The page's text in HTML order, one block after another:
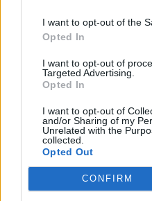
I want to opt-out of the
Opted In
I want to opt-out of
Targeted Advertising.
Opted In
I want to opt-out of
and/or Sharing of my
Unrelated with the
collected.
Opted Out
CONFIRM
„Ja to mogę nie
tradycji Żywiecczyzny